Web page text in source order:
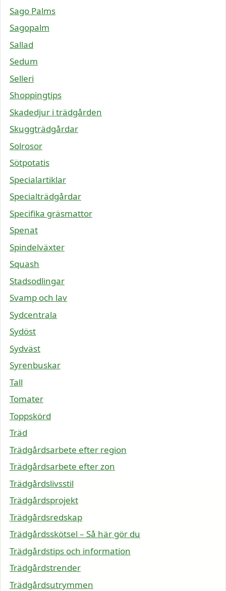
Sago Palms
Sagopalm
Sallad
Sedum
Selleri
Shoppingtips
Skadedjur i trädgården
Skuggträdgårdar
Solrosor
Sötpotatis
Specialartiklar
Specialträdgårdar
Specifika gräsmattor
Spenat
Spindelväxter
Squash
Stadsodlingar
Svamp och lav
Sydcentrala
Sydöst
Sydväst
Syrenbuskar
Tall
Tomater
Toppskörd
Träd
Trädgårdsarbete efter region
Trädgårdsarbete efter zon
Trädgårdslivsstil
Trädgårdsprojekt
Trädgårdsredskap
Trädgårdsskötsel – Så här gör du
Trädgårdstips och information
Trädgårdstrender
Trädgårdsutrymmen